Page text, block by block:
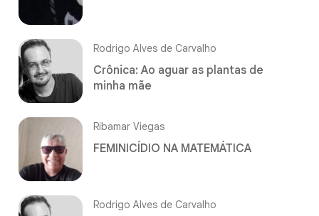
Rodrigo Alves de Carvalho
Crônica: Ao aguar as plantas de
minha mãe
Ribamar Viegas
FEMINICÍDIO NA MATEMÁTICA
Rodrigo Alves de Carvalho